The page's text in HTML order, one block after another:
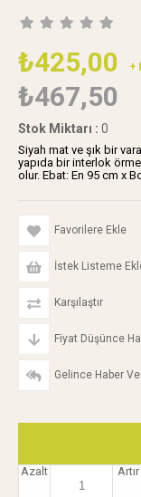
₺425,00 +
₺467,50
Stok Miktarı : 0
Siyah mat ve şık bir
yapıda bir interlok
olur. Ebat: En 95 cm x
Favorilere Ekle
İstek Listeme
Karşılaştır
Fiyat Düşünce
Gelince Haber
Artır
Azalt